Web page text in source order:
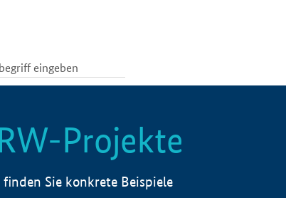
Projekte
Sie konkrete Beispiele